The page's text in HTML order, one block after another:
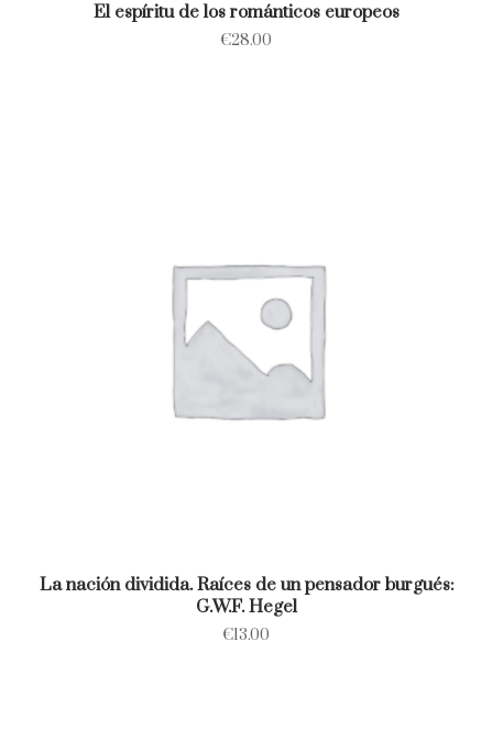
El espíritu de los románticos europeos
€28.00
La nación dividida. Raíces de un pensador burgués:
G.W.F. Hegel
€13.00